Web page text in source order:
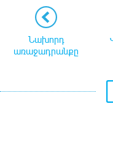
Նախորդ
առաջադրանքը